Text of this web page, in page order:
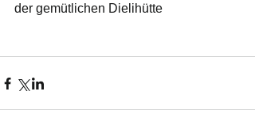
der gemütlichen Dielihütte